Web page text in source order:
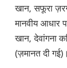
खान, सफूरा
मानवीय आधार
खान, देवांगना
(ज़मानत दी गई)।